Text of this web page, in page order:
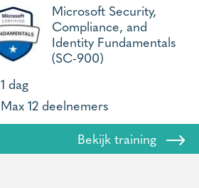
Microsoft Security,
Compliance, and
Identity Fundamentals
(SC-900)
1 dag
Max 12 deelnemers
Bekijk training